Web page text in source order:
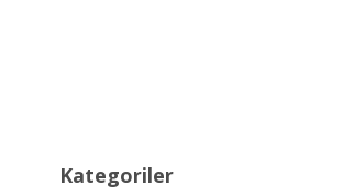
Kategoriler